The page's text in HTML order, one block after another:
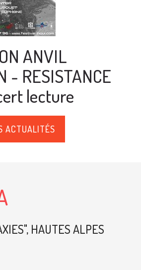
ANVIL
- RESISTANCE
lecture
ACTUALITÉS
HAUTES ALPES